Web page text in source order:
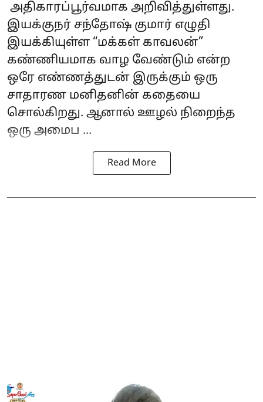
அதிகாரப்பூர்வமாக அறிவித்துள்ளது.
இயக்குநர் சந்தோஷ் குமார் எழுதி
இயக்கியுள்ள “மக்கள் காவலன்”
கண்ணியமாக வாழ வேண்டும் என்ற
ஒரே எண்ணத்துடன் இருக்கும் ஒரு
சாதாரண மனிதனின் கதையை
சொல்கிறது. ஆனால் ஊழல் நிறைந்த
ஒரு அமைப ...
Read More